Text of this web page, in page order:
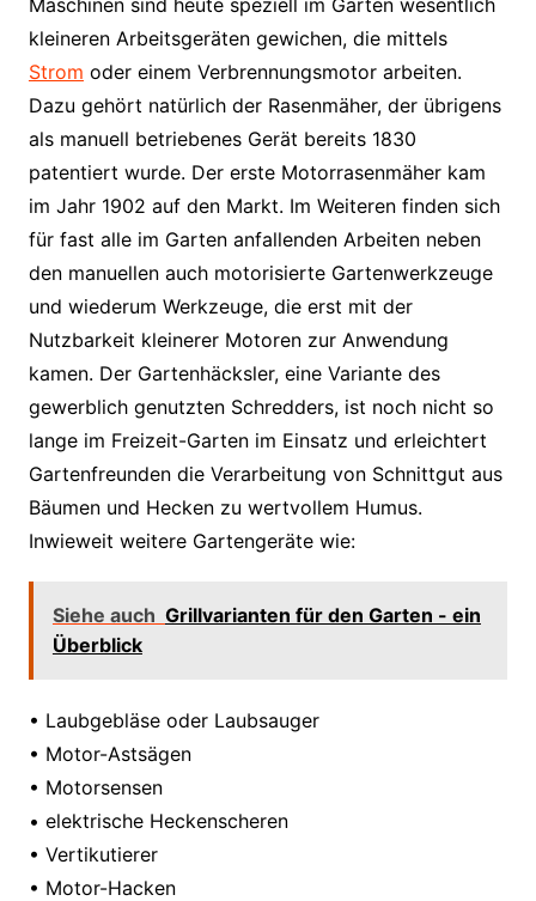
kleineren Arbeitsgeräten gewichen, die mittels
Strom oder einem Verbrennungsmotor arbeiten.
Dazu gehört natürlich der Rasenmäher, der übrigens
als manuell betriebenes Gerät bereits 1830
patentiert wurde. Der erste Motorrasenmäher kam
im Jahr 1902 auf den Markt. Im Weiteren finden sich
für fast alle im Garten anfallenden Arbeiten neben
den manuellen auch motorisierte Gartenwerkzeuge
und wiederum Werkzeuge, die erst mit der
Nutzbarkeit kleinerer Motoren zur Anwendung
kamen. Der Gartenhäcksler, eine Variante des
gewerblich genutzten Schredders, ist noch nicht so
lange im Freizeit-Garten im Einsatz und erleichtert
Gartenfreunden die Verarbeitung von Schnittgut aus
Bäumen und Hecken zu wertvollem Humus.
Inwieweit weitere Gartengeräte wie:
Siehe auch Grillvarianten für den Garten - ein
Überblick
• Laubgebläse oder Laubsauger
• Motor-Astsägen
• Motorsensen
• elektrische Heckenscheren
• Vertikutierer
• Motor-Hacken